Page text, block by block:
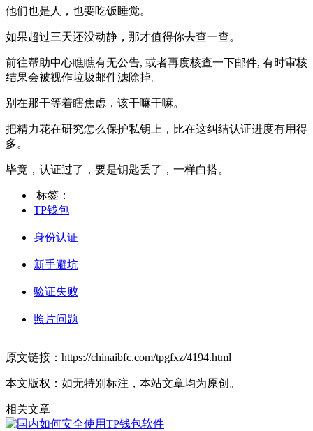
他们也是人，也要吃饭睡觉。
如果超过三天还没动静，那才值得你去查一查。
前往帮助中心瞧瞧有无公告, 或者再度核查一下邮件, 有时审核
结果会被视作垃圾邮件滤除掉。
别在那干等着瞎焦虑，该干嘛干嘛。
把精力花在研究怎么保护私钥上，比在这纠结认证进度有用得
多。
毕竟，认证过了，要是钥匙丢了，一样白搭。
标签：
TP钱包
身份认证
新手避坑
验证失败
照片问题
原文链接：https://chinaibfc.com/tpgfxz/4194.html
本文版权：如无特别标注，本站文章均为原创。
相关文章